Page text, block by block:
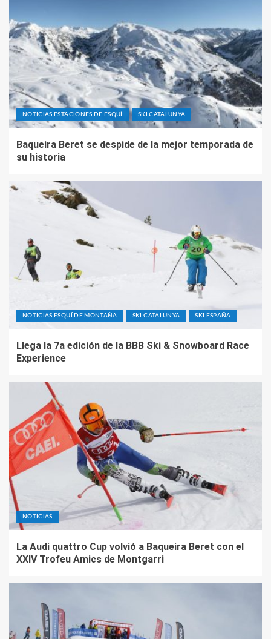
NOTICIAS ESTACIONES DE ESQUÍ SKI CATALUNYA
Baqueira Beret se despide de la mejor temporada de
su historia
NOTICIAS ESQUÍ DE MONTAÑA SKI CATALUNYA SKI ESPAÑA
Llega la 7a edición de la BBB Ski & Snowboard Race
Experience
NOTICIAS
La Audi quattro Cup volvió a Baqueira Beret con el
XXIV Trofeu Amics de Montgarri